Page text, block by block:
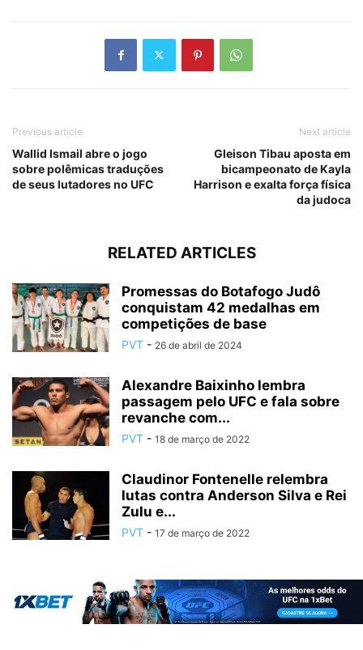
Previous article
Wallid Ismail abre o jogo
sobre polêmicas traduções
de seus lutadores no UFC
Next article
Gleison Tibau aposta em
bicampeonato de Kayla
Harrison e exalta força física
da judoca
RELATED ARTICLES
Promessas do Botafogo Judô
conquistam 42 medalhas em
competições de base
PVT - 26 de abril de 2024
Alexandre Baixinho lembra
passagem pelo UFC e fala sobre
revanche com...
PVT - 18 de março de 2022
Claudinor Fontenelle relembra
lutas contra Anderson Silva e Rei
Zulu e...
PVT - 17 de março de 2022